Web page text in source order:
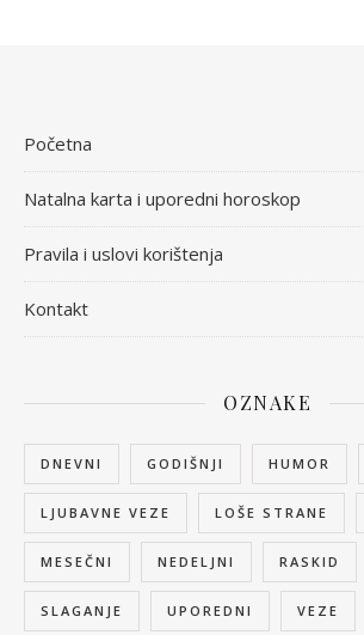
Početna
Natalna karta i uporedni horoskop
Pravila i uslovi korištenja
Kontakt
OZNAKE
DNEVNI GODIŠNJI HUMOR
LJUBAVNE VEZE LOŠE STRANE
MESEČNI NEDELJNI RASKID
SLAGANJE UPOREDNI VEZE